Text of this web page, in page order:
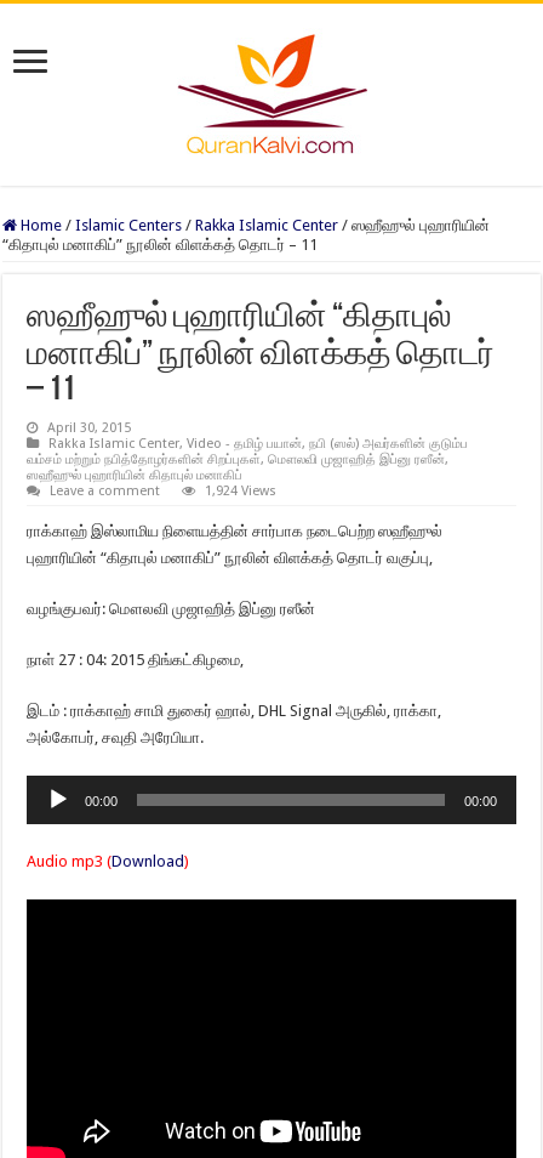
Home / Islamic Centers / Rakka Islamic Center / ஸஹீஹுல் புஹாரியின்
“கிதாபுல் மனாகிப்” நூலின் விளக்கத் தொடர் – 11
ஸஹீஹுல் புஹாரியின் “கிதாபுல்
மனாகிப்” நூலின் விளக்கத் தொடர்
– 11
April 30, 2015
Rakka Islamic Center,Video - தமிழ் பயான்,நபி (ஸல்) அவர்களின் குடும்ப
வம்சம் மற்றும் நபித்தோழர்களின் சிறப்புகள்,மௌலவி முஜாஹித் இப்னு ரஸீன்,
ஸஹீஹுல் புஹாரியின் கிதாபுல் மனாகிப்
Leave a comment
1,924 Views
ராக்காஹ் இஸ்லாமிய நிளையத்தின் சார்பாக நடைபெற்ற ஸஹீஹுல்
புஹாரியின் “கிதாபுல் மனாகிப்” நூலின் விளக்கத் தொடர் வகுப்பு,
வழங்குபவர்: மௌலவி முஜாஹித் இப்னு ரஸீன்
நாள் 27 : 04: 2015 திங்கட்கிழமை,
இடம் : ராக்காஹ் சாமி துகைர் ஹால், DHL Signal அருகில், ராக்கா,
அல்கோபர், சவுதி அரேபியா.
Audio
Player
00:00 00:00
Audio mp3 (Download)